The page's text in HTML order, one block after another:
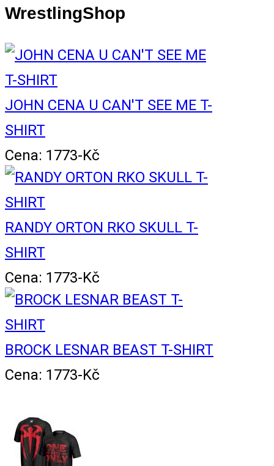
WrestlingShop
JOHN CENA U CAN'T SEE ME T-
SHIRT
Cena: 1773-Kč
RANDY ORTON RKO SKULL T-
SHIRT
Cena: 1773-Kč
BROCK LESNAR BEAST T-SHIRT
Cena: 1773-Kč